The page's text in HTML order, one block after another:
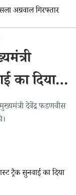
का दिया
देवेंद्र फडणवीस